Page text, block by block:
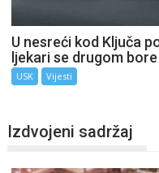
U nesreći kod Ključa
ljekari se drugom
USK Vijesti
Izdvojeni sadržaj